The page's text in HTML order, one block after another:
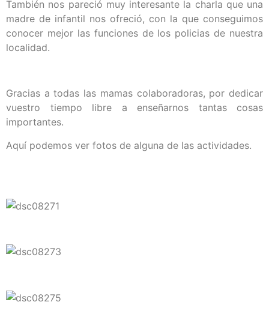
También nos pareció muy interesante la charla que una
madre de infantil nos ofreció, con la que conseguimos
conocer mejor las funciones de los policias de nuestra
localidad.
Gracias a todas las mamas colaboradoras, por dedicar
vuestro tiempo libre a enseñarnos tantas cosas
importantes.
Aquí podemos ver fotos de alguna de las actividades.